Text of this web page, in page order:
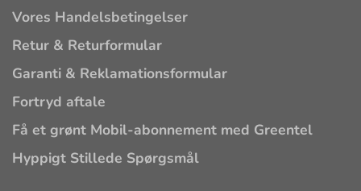
Vores Handelsbetingelser
Retur & Returformular
Garanti & Reklamationsformular
Fortryd aftale
Få et grønt Mobil-abonnement med Greentel
Hyppigt Stillede Spørgsmål